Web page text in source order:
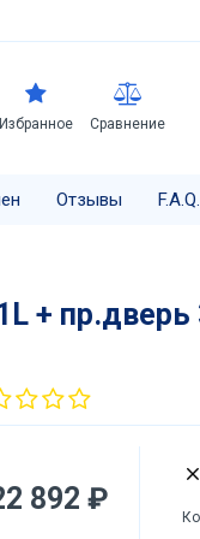
Избранное Сравнение
Отзывы F.A.Q.
+ пр.дверь
892 ₽